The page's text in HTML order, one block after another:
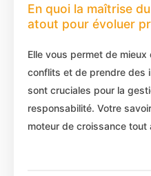
En quoi la maîtrise
atout pour évoluer
Elle vous permet de
conflits et de prendre des
sont cruciales pour la
responsabilité. Votre
moteur de croissance